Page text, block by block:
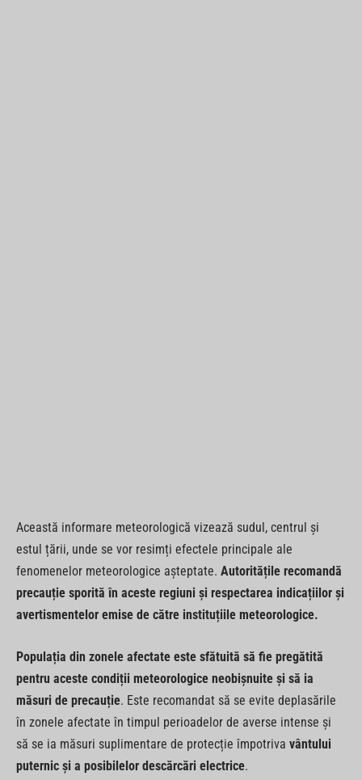
Această informare meteorologică vizează sudul, centrul și
estul țării, unde se vor resimți efectele principale ale
fenomenelor meteorologice așteptate. Autoritățile recomandă
precauție sporită în aceste regiuni și respectarea indicațiilor și
avertismentelor emise de către instituțiile meteorologice.
Populația din zonele afectate este sfătuită să fie pregătită
pentru aceste condiții meteorologice neobișnuite și să ia
măsuri de precauție. Este recomandat să se evite deplasările
în zonele afectate în timpul perioadelor de averse intense și
să se ia măsuri suplimentare de protecție împotriva vântului
puternic și a posibilelor descărcări electrice.